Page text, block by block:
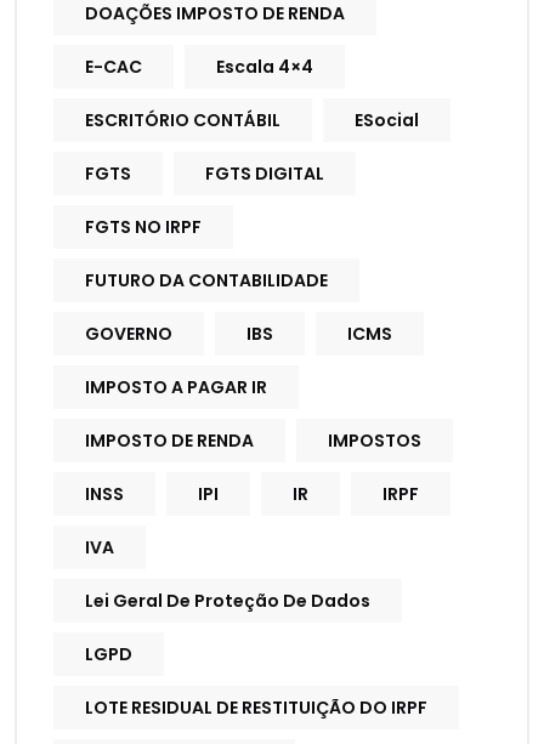
DOAÇÕES IMPOSTO DE RENDA
E-CAC Escala 4×4
ESCRITÓRIO CONTÁBIL ESocial
FGTS FGTS DIGITAL
FGTS NO IRPF
FUTURO DA CONTABILIDADE
GOVERNO IBS ICMS
IMPOSTO A PAGAR IR
IMPOSTO DE RENDA IMPOSTOS
INSS IPI IR IRPF
IVA
Lei Geral De Proteção De Dados
LGPD
LOTE RESIDUAL DE RESTITUIÇÃO DO IRPF